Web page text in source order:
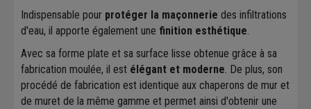
Indispensable pour protéger la maçonnerie des infiltrations
d'eau, il apporte également une finition esthétique.
Avec sa forme plate et sa surface lisse obtenue grâce à sa
fabrication moulée, il est élégant et moderne. De plus, son
procédé de fabrication est identique aux chaperons de mur et
de muret de la même gamme et permet ainsi d'obtenir une